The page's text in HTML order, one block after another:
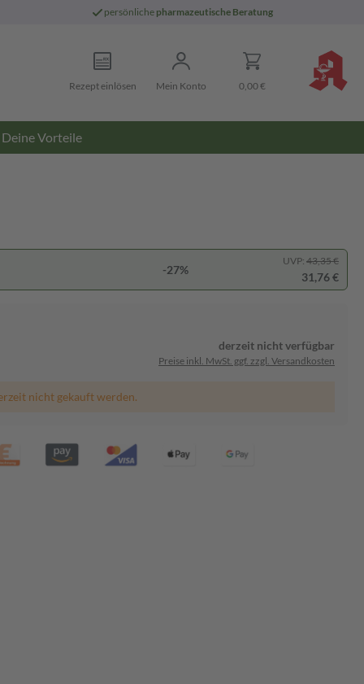
persönliche pharmazeutische Beratung
Rezept einlösen Mein Konto 0,00 €
Deine Vorteile
-27%
UVP: 43,35 €
31,76 €
derzeit nicht verfügbar
Preise inkl. MwSt. ggf. zzgl. Versandkosten
nicht gekauft werden.